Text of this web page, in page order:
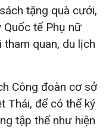
tặng quà cưới,
Quốc tế Phụ nữ
quan, du lịch
Công đoàn cơ sở
Thái, để có thể ký
tập thể như hiện